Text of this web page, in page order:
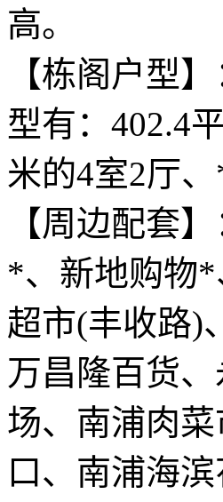
高。
【栋阁户型
型有：402.4
米的4室2厅
【周边配套
*、新地购物*
超市(丰收路)
万昌隆百货
场、南浦肉
口、南浦海